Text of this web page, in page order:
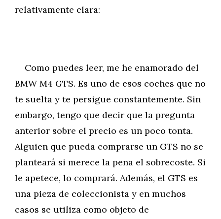
relativamente clara:
Como puedes leer, me he enamorado del
BMW M4 GTS. Es uno de esos coches que no
te suelta y te persigue constantemente. Sin
embargo, tengo que decir que la pregunta
anterior sobre el precio es un poco tonta.
Alguien que pueda comprarse un GTS no se
planteará si merece la pena el sobrecoste. Si
le apetece, lo comprará. Además, el GTS es
una pieza de coleccionista y en muchos
casos se utiliza como objeto de